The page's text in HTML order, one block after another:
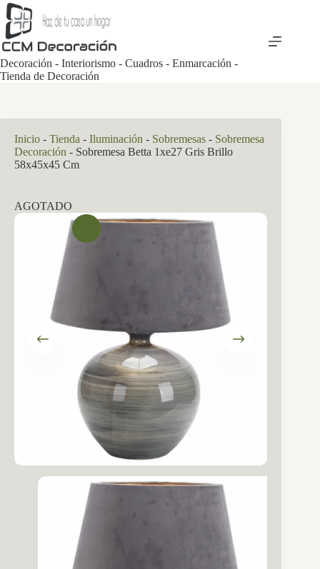
Saltar
al
contenido
Decoración - Interiorismo - Cuadros - Enmarcación -
Tienda de Decoración
Inicio - Tienda - Iluminación - Sobremesas - Sobremesa
Decoración - Sobremesa Betta 1xe27 Gris Brillo
58x45x45 Cm
AGOTADO